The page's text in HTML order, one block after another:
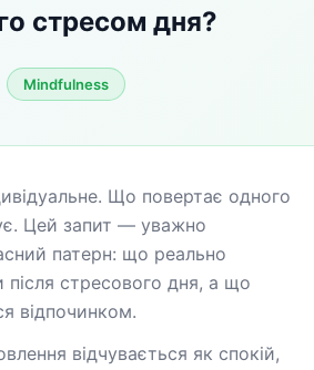
стресом дня?
Mindfulness
Що повертає одного
Цей запит — уважно
патерн: що реально
після стресового дня, а що
відпочинком.
відчувається як спокій,